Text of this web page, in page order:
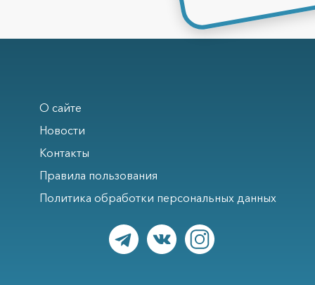
О сайте
Новости
Контакты
Правила пользования
Политика обработки персональных данных